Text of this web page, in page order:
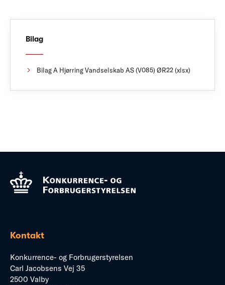
Bilag
Bilag A Hjørring Vandselskab AS (V085) ØR22 (xlsx)
Kontakt
Konkurrence- og Forbrugerstyrelsen
Carl Jacobsens Vej 35
2500 Valby